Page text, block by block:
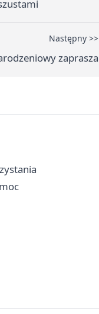
Następny >>
zaprasza